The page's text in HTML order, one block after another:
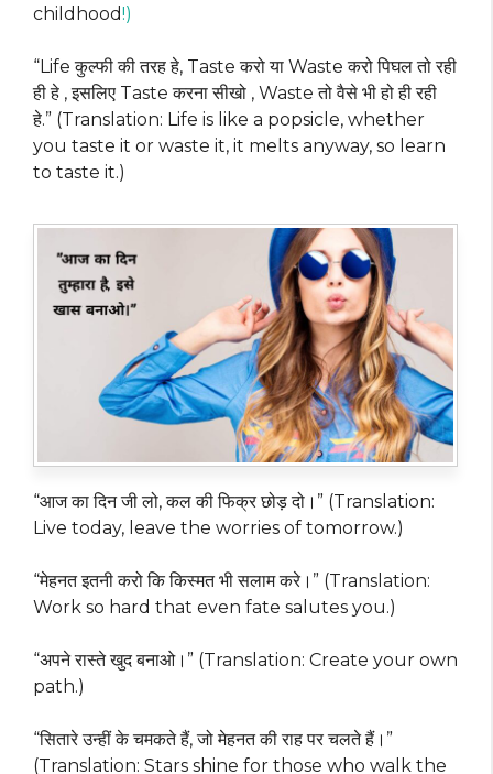
childhood!)
“Life कुल्फी की तरह हे, Taste करो या Waste करो पिघल तो रही
ही हे , इसलिए Taste करना सीखो , Waste तो वैसे भी हो ही रही
हे.” (Translation: Life is like a popsicle, whether
you taste it or waste it, it melts anyway, so learn
to taste it.)
“आज का दिन जी लो, कल की फिक्र छोड़ दो।” (Translation:
Live today, leave the worries of tomorrow.)
“मेहनत इतनी करो कि किस्मत भी सलाम करे।” (Translation:
Work so hard that even fate salutes you.)
“अपने रास्ते खुद बनाओ।” (Translation: Create your own
path.)
“सितारे उन्हीं के चमकते हैं, जो मेहनत की राह पर चलते हैं।”
(Translation: Stars shine for those who walk the